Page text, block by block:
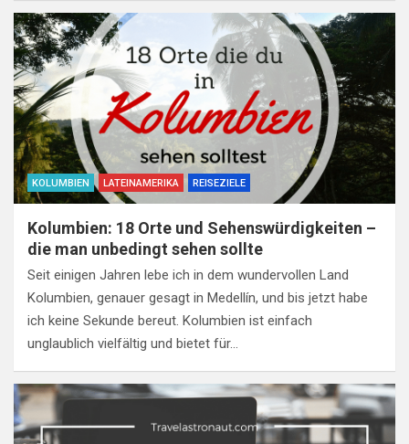
KOLUMBIEN LATEINAMERIKA REISEZIELE
Kolumbien: 18 Orte und Sehenswürdigkeiten –
die man unbedingt sehen sollte
Seit einigen Jahren lebe ich in dem wundervollen Land
Kolumbien, genauer gesagt in Medellín, und bis jetzt habe
ich keine Sekunde bereut. Kolumbien ist einfach
unglaublich vielfältig und bietet für…